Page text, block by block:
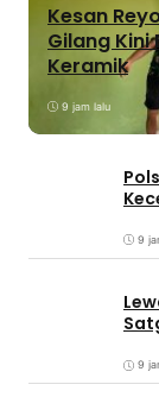
Kesan
Gilang
Keramik
9 jam lalu
9
9